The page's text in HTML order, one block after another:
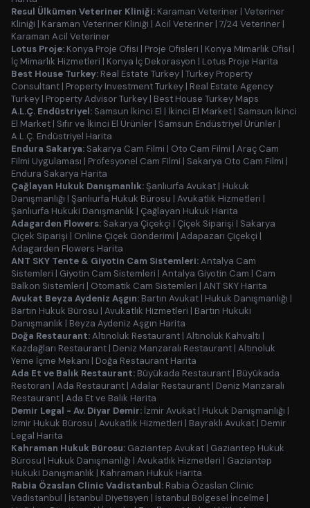
Resul Ülkümen Veteriner Kliniği: Karaman Veteriner | Veteriner
Kliniği | Karaman Veteriner Kliniği | Acil Veteriner | 7/24 Veteriner |
Karaman Acil Veteriner
Lotus Proje: Konya Proje Ofisi | Proje Ofisleri | Konya Mimarlık Ofisi |
İç Mimarlık Hizmetleri | Konya İç Dekorasyon | Lotus Proje Harita
Best House Turkey: Real Estate Turkey | Turkey Property
Consultant | Property Investment Turkey | Real Estate Agency
Turkey | Property Advisor Turkey | Best House Turkey Maps
A.L.Ç. Endüstriyel: Samsun İkinci El | İkinci El Market | Samsun İkinci
El Market | Sıfır ve İkinci El Ürünler | Samsun Endüstriyel Ürünler |
A.L.Ç. Endüstriyel Harita
Endura Sakarya: Sakarya Cam Filmi | Oto Cam Filmi | Araç Cam
Filmi Uygulaması | Profesyonel Cam Filmi | Sakarya Oto Cam Filmi |
Endura Sakarya Harita
Çağlayan Hukuk Danışmanlık:Şanlıurfa Avukat | Hukuk
Danışmanlığı | Şanlıurfa Hukuk Bürosu | Avukatlık Hizmetleri |
Şanlıurfa Hukuki Danışmanlık | Çağlayan Hukuk Harita
Adagarden Flowers: Sakarya Çiçekçi | Çiçek Siparişi | Sakarya
Çiçek Siparişi | Online Çiçek Gönderimi | Adapazarı Çiçekçi |
Adagarden Flowers Harita
ANT SKY Tente & Giyotin Cam Sistemleri:Antalya Cam
Sistemleri | Giyotin Cam Sistemleri | Antalya Giyotin Cam | Cam
Balkon Sistemleri | Otomatik Cam Sistemleri | ANT SKY Harita
Avukat Beyza Aydeniz Aşgın: Bartın Avukat | Hukuk Danışmanlığı |
Bartın Hukuk Bürosu | Avukatlık Hizmetleri | Bartın Hukuki
Danışmanlık | Beyza Aydeniz Aşgın Harita
Doğa Restaurant:Altınoluk Restaurant | Altınoluk Kahvaltı |
Kazdağları Restaurant | Deniz Manzaralı Restaurant | Altınoluk
Yeme İçme Mekanı | Doğa Restaurant Harita
Ada Et ve Balık Restaurant: Büyükada Restaurant | Büyükada
Restoran | Ada Restaurant | Adalar Restaurant | Deniz Manzaralı
Restaurant | Ada Et ve Balık Harita
Demir Legal - Av. Diyar Demir: İzmir Avukat | Hukuk Danışmanlığı |
İzmir Hukuk Bürosu | Avukatlık Hizmetleri | Bayraklı Avukat | Demir
Legal Harita
Kahraman Hukuk Bürosu: Gaziantep Avukat | Gaziantep Hukuk
Bürosu | Hukuk Danışmanlığı | Avukatlık Hizmetleri | Gaziantep
Hukuki Danışmanlık | Kahraman Hukuk Harita
Rabia Özaslan Clinic Vadistanbul: Rabia Özaslan Clinic
Vadistanbul | İstanbul Diyetisyen | İstanbul Bölgesel İncelme |